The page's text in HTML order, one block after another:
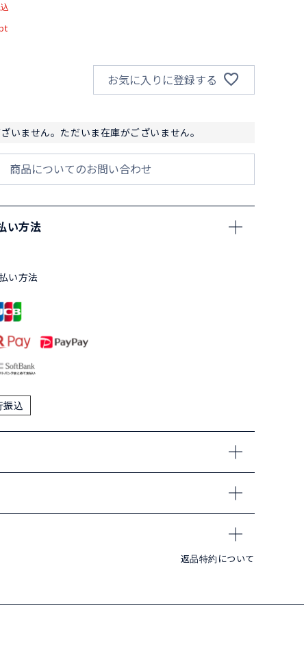
お気に入りに登録する
いません。ただいま在庫がございません。
商品についてのお問い合わせ
い方法
い方法
振込
返品特約について